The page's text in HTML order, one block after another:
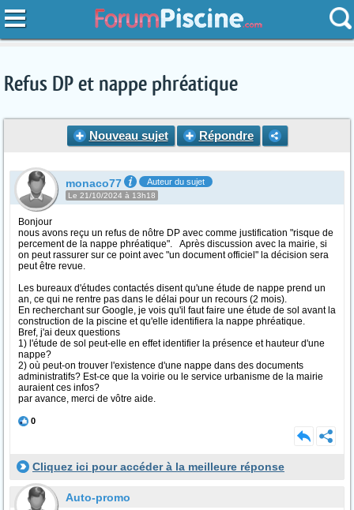
Refus DP et nappe phréatique
Nouveau sujet Répondre
monaco77 Auteur du sujet
Le 21/10/2024 à 13h18
Bonjour
nous avons reçu un refus de nôtre DP avec comme justification "risque de
percement de la nappe phréatique". Après discussion avec la mairie, si
on peut rassurer sur ce point avec "un document officiel" la décision sera
peut être revue.
Les bureaux d'études contactés disent qu'une étude de nappe prend un
an, ce qui ne rentre pas dans le délai pour un recours (2 mois).
En recherchant sur Google, je vois qu'il faut faire une étude de sol avant la
construction de la piscine et qu'elle identifiera la nappe phréatique.
Bref, j'ai deux questions
1) l'étude de sol peut-elle en effet identifier la présence et hauteur d'une
nappe?
2) où peut-on trouver l'existence d'une nappe dans des documents
administratifs? Est-ce que la voirie ou le service urbanisme de la mairie
auraient ces infos?
par avance, merci de vôtre aide.
0
Cliquez ici pour accéder à la meilleure réponse
Auto-promo